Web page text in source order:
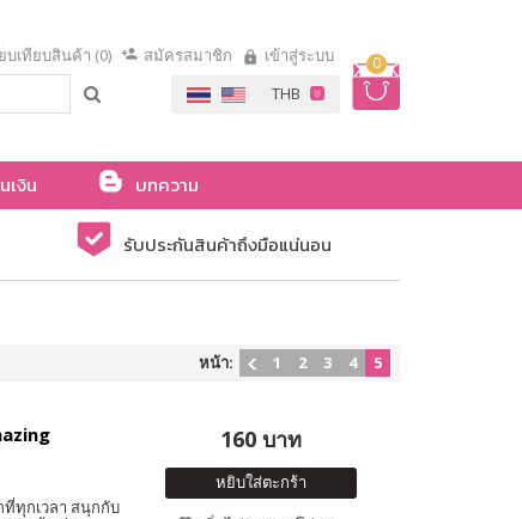
0
บเทียบสินค้า (0) สมัครสมาชิก เข้าสู่ระบบ
เงิน
บทความ
รับประกันสินค้าถึงมือแน่นอน
หน้า: 1 2 3 4 5
ที่ทุกเวลา สนุกกับ
160 บาท
หยิบใส่ตะกร้า